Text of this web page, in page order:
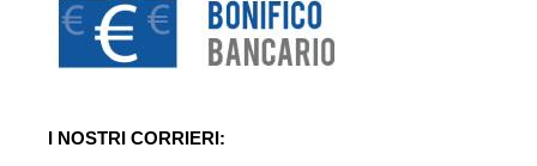
I NOSTRI CORRIERI: